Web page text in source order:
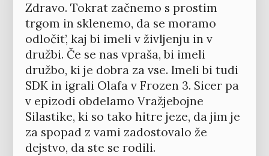
Zdravo. Tokrat začnemo s prostim
trgom in sklenemo, da se moramo
odločit’, kaj bi imeli v življenju in v
družbi. Če se nas vpraša, bi imeli
družbo, ki je dobra za vse. Imeli bi tudi
SDK in igrali Olafa v Frozen 3. Sicer pa
v epizodi obdelamo Vražjebojne
Silastike, ki so tako hitre jeze, da jim je
za spopad z vami zadostovalo že
dejstvo, da ste se rodili.